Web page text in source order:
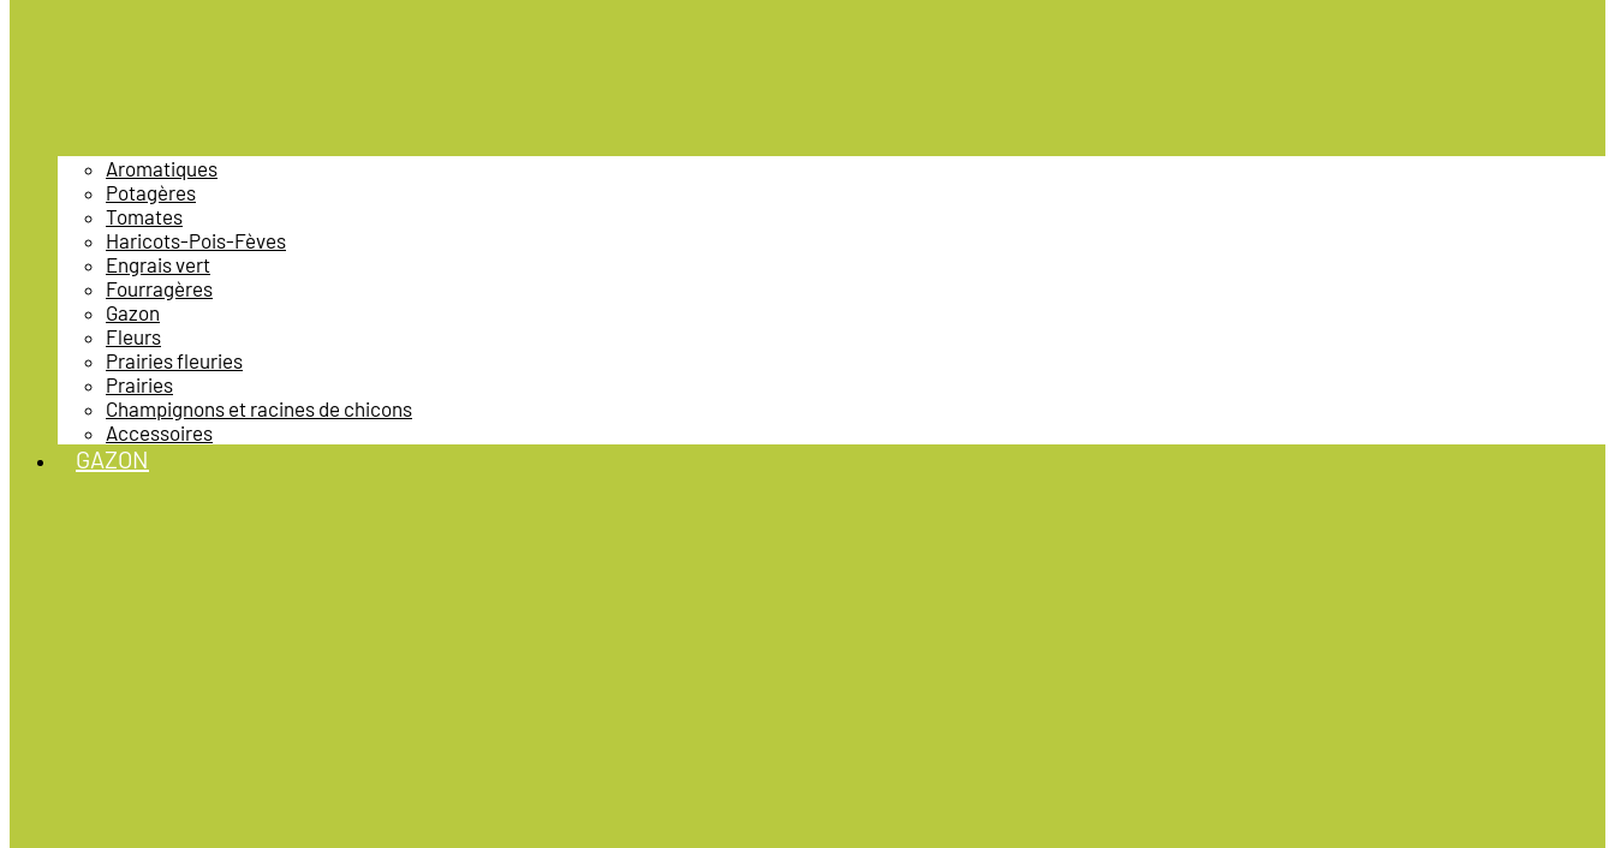
Aromatiques
Potagères
Tomates
Haricots-Pois-Fèves
Engrais vert
Fourragères
Gazon
Fleurs
Prairies fleuries
Prairies
Champignons et racines de chicons
Accessoires
GAZON